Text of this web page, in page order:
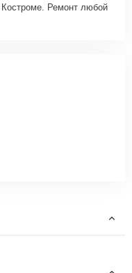
Ремонт любой